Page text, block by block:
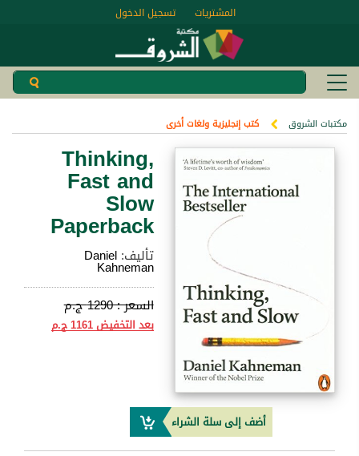
تسجيل الدخول المشتريات
مكتبات الشروق كتب إنجليزية ولغات أخرى
Thinking,
Fast and
Slow
Paperback
تأليف:Daniel
Kahneman
السعر :1290 ج.م
بعد التخفيض1161 ج.م
أضف إلى سلة الشراء